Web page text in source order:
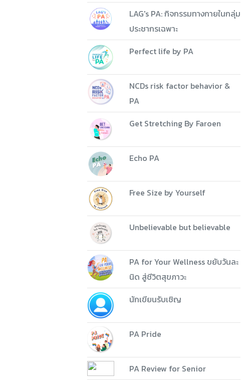
LAG's PA: กิจกรรมทางกายในกลุ่ม
ประชากรเฉพาะ
Perfect life by PA
NCDs risk factor behavior &
PA
Get Stretching By Faroen
Echo PA
Free Size by Yourself
Unbelievable but believable
PA for Your Wellness ขยับวันละ
นิด สู่ชีวิตสุขภาวะ
นักเขียนรับเชิญ
PA Pride
PA Review for Senior